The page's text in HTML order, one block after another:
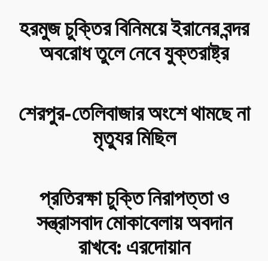
হরমুজ চুক্তির বিনিময়ে ইরানের বন্দর
অবরোধ তুলে নেবে যুক্তরাষ্ট্র
শেরপুর-তেলিবাজার অংশে থামছে না
মৃত্যুর মিছিল
প্রতিরক্ষা চুক্তি নিরাপত্তা ও
সন্ত্রাসবাদ মোকাবেলায় অবদান
রাখবে: এরদোয়ান